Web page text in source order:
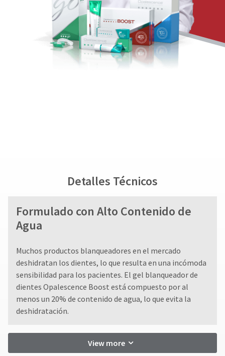
Detalles Técnicos
Formulado con Alto Contenido de
Agua
Muchos productos blanqueadores en el mercado
deshidratan los dientes, lo que resulta en una incómoda
sensibilidad para los pacientes. El gel blanqueador de
dientes Opalescence Boost está compuesto por al
menos un 20% de contenido de agua, lo que evita la
deshidratación.
View more